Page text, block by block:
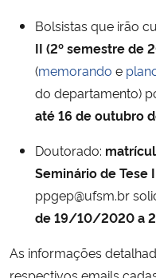
Advocacia-Geral da União
Bolsistas que irão
II (2º semestre de
(memorando e
do departamento)
até 16 de outubro
Doutorado:
Seminário de Tese
ppgep@ufsm.br
de 19/10/2020 a
As informações
respectivos emails